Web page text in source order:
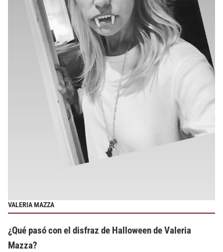
VALERIA MAZZA
¿Qué pasó con el disfraz de Halloween de Valeria
Mazza?